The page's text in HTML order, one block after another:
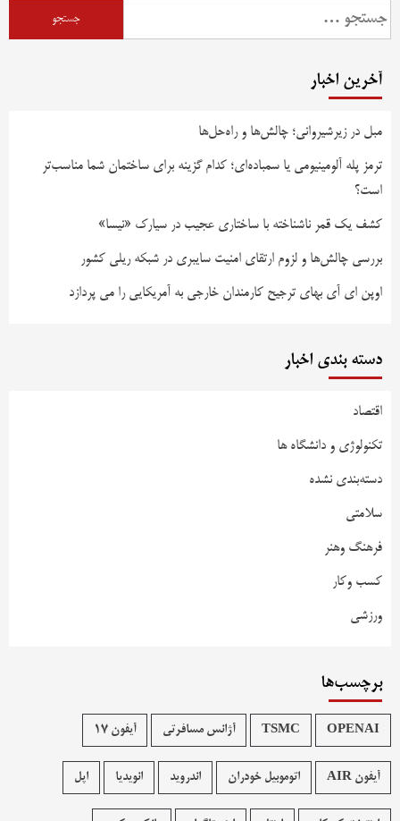
آخرین اخبار
مبل در زیرشیروانی؛ چالش‌ها و راه‌حل‌ها
ترمز پله آلومینیومی یا سمباده‌ای؛ کدام گزینه برای ساختمان شما مناسب‌تر
است؟
کشف یک قمر ناشناخته با ساختاری عجیب در سیارک «نیسا»
بررسی چالش‌ها و لزوم ارتقای امنیت سایبری در شبکه ریلی کشور
اوپن ای آی بهای ترجیح کارمندان خارجی به آمریکایی را می پردازد
دسته بندی اخبار
اقتصاد
تکنولوژی و دانشگاه ها
دسته‌بندی نشده
سلامتی
فرهنگ وهنر
کسب وکار
ورزشی
برچسب‌ها
OPENAI
TSMC آژانس مسافرتی آیفون 17
آیفون AIR اتوموبیل خودران اندروید انویدیا اپل